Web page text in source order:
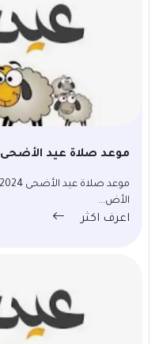
موعد صلاة عيد الأضحى 2024 في البيض | الجزائر
الأض...
اعرف اكثر